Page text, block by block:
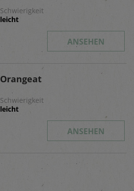
Schwierigkeit
leicht
ANSEHEN
Orangeat
Schwierigkeit
leicht
ANSEHEN